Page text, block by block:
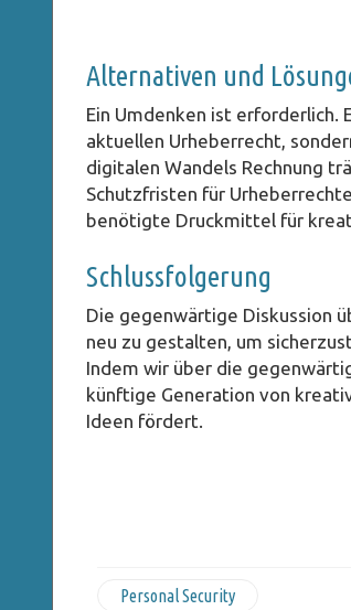
Alternativen und
Ein Umdenken ist erforderlich.
aktuellen Urheberrecht,
digitalen Wandels Rechnung
Schutzfristen für
benötigte Druckmittel für
Schlussfolgerung
Die gegenwärtige Diskussion
neu zu gestalten, um
Indem wir über die
künftige Generation von
Ideen fördert.
Personal Security